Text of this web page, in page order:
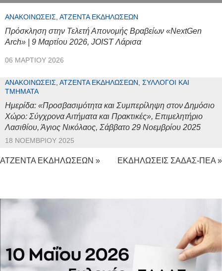
ΑΝΑΚΟΙΝΏΣΕΙΣ, ΑΤΖΈΝΤΑ ΕΚΔΗΛΏΣΕΩΝ
Πρόσκληση στην Τελετή Απονομής Βραβείων «NextGen
Arch» | 9 Μαρτίου 2026, JOIST Λάρισα
06 ΜΑΡΤΊΟΥ 2026
ΑΝΑΚΟΙΝΏΣΕΙΣ, ΑΤΖΈΝΤΑ ΕΚΔΗΛΏΣΕΩΝ, ΣΎΛΛΟΓΟΙ ΚΑΙ
ΤΜΉΜΑΤΑ
Ημερίδα: «Προσβασιμότητα και Συμπερίληψη στον Δημόσιο
Χώρο: Σύγχρονα Αιτήματα και Πρακτικές», Επιμελητήριο
Λασιθίου, Άγιος Νικόλαος, Σάββατο 29 Νοεμβρίου 2025
18 ΝΟΕΜΒΡΊΟΥ 2025
ΑΤΖΕΝΤΑ ΕΚΔΗΛΩΣΕΩΝ » ΕΚΔΗΛΩΣΕΙΣ ΣΑΔΑΣ-ΠΕΑ »